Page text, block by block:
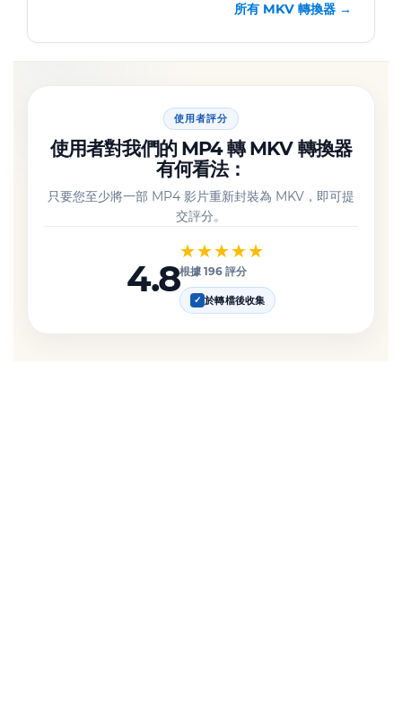
所有 MKV 轉換器 →
使用者評分
使用者對我們的 MP4 轉 MKV 轉換器
有何看法：
只要您至少將一部 MP4 影片重新封裝為 MKV，即可提
交評分。
4.8
★★★★★
根據 196 評分
✓ 於轉檔後收集